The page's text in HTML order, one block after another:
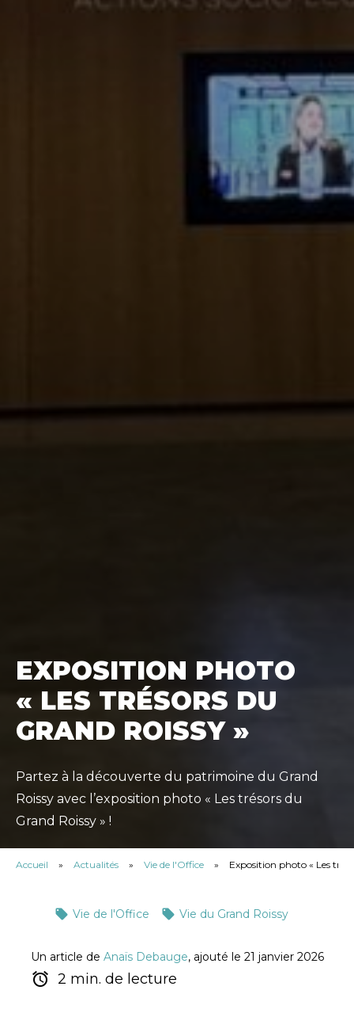
EXPOSITION PHOTO
« LES TRÉSORS DU
GRAND ROISSY »
Partez à la découverte du patrimoine du Grand
Roissy avec l’exposition photo « Les trésors du
Grand Roissy » !
Accueil » Actualités » Vie de l'Office » Exposition photo « Les
Vie de l'Office Vie du Grand Roissy
Un article de Anaïs Debauge, ajouté le 21 janvier 2026
2 min. de lecture